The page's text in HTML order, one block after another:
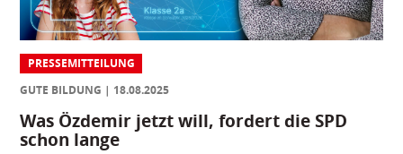
PRESSEMITTEILUNG
GUTE BILDUNG
18.08.2025
Was Özdemir jetzt will, fordert die SPD
schon lange